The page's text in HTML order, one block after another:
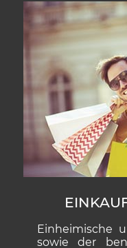
Einheimische
sowie der